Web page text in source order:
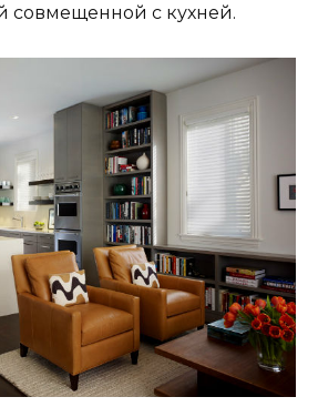
совмещенной с кухней.